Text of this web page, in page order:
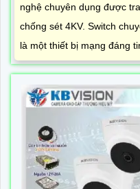
nghệ chuyên dụng được
chống sét 4KV. Switch
là một thiết bị mạng đáng